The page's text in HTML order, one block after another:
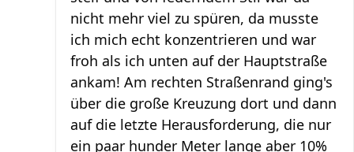
nicht mehr viel zu spüren, da musste
ich mich echt konzentrieren und war
froh als ich unten auf der Hauptstraße
ankam! Am rechten Straßenrand ging's
über die große Kreuzung dort und dann
auf die letzte Herausforderung, die nur
ein paar hunder Meter lange aber 10%